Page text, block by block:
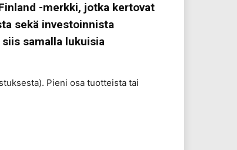
-merkki, jotka kertovat
sekä investoinnista
samalla lukuisia
Pieni osa tuotteista tai